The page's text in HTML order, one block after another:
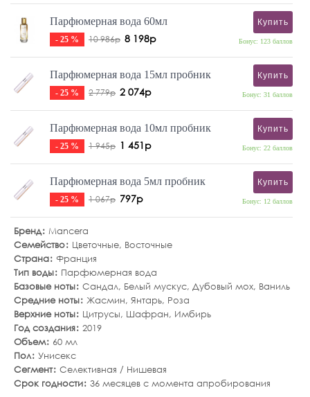
Парфюмерная вода 60мл
- 25 % 10 986р 8 198р
Купить
Бонус: 123 баллов
Парфюмерная вода 15мл пробник
- 25 % 2 779р 2 074р
Купить
Бонус: 31 баллов
Парфюмерная вода 10мл пробник
- 25 % 1 945р 1 451р
Купить
Бонус: 22 баллов
Парфюмерная вода 5мл пробник
- 25 % 1 067р 797р
Купить
Бонус: 12 баллов
Бренд Mancera
Семейство
Цветочные, Восточные
Страна Франция
Тип воды
Парфюмерная вода
Базовые ноты Сандал, Белый мускус, Дубовый мох, Ваниль
Средние ноты Жасмин, Янтарь, Роза
Верхние ноты
Цитрусы, Шафран, Имбирь
Год создания 2019
Объем
60 мл
Пол Унисекс
Сегмент Селективная / Нишевая
Срок годности 36 месяцев с момента апробирования